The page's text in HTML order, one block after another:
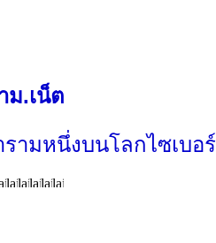
ม.เน็ต
ามหนึ่งบนโลกไซเบอร์